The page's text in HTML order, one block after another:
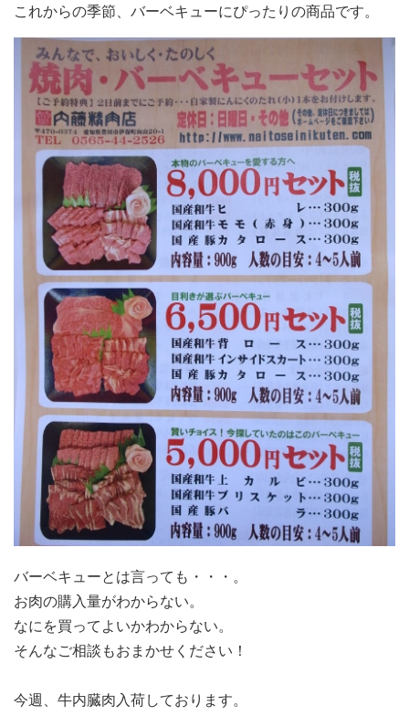
これからの季節、バーベキューにぴったりの商品です。
バーベキューとは言っても・・・。
お肉の購入量がわからない。
なにを買ってよいかわからない。
そんなご相談もおまかせください！
今週、牛内臓肉入荷しております。